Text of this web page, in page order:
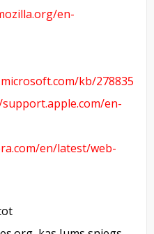
en-
kb/278835
en-
en/latest/web-